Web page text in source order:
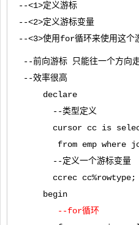
--<1>定义游标
--<2>定义游标变量
--<3>使用for循环来使用这个
--前向游标 只能往一个方向
--效率很高
declare
--类型定义
cursor cc is select
from emp where job =
--定义一个游标变量
ccrec cc%rowtype;
begin
--for循环